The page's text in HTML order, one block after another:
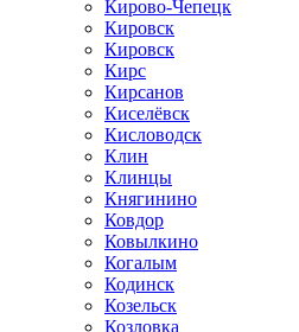
Кирово-Чепецк
Кировск
Кировск
Кирс
Кирсанов
Киселёвск
Кисловодск
Клин
Клинцы
Княгинино
Ковдор
Ковылкино
Когалым
Кодинск
Козельск
Козловка